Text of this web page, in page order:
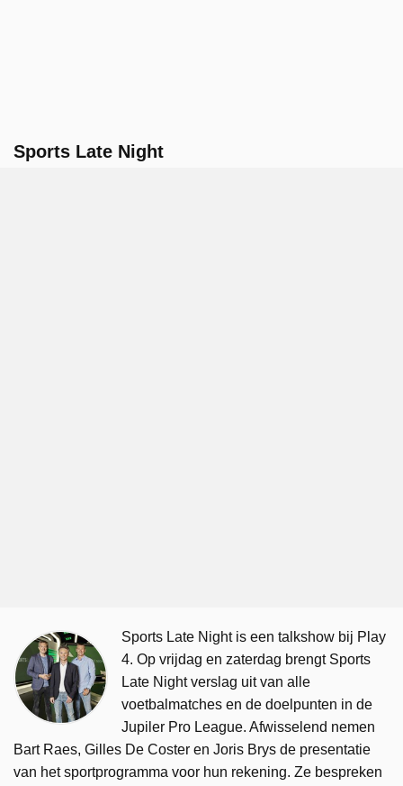
Sports Late Night
Sports Late Night is een talkshow bij Play
4. Op vrijdag en zaterdag brengt Sports
Late Night verslag uit van alle
voetbalmatches en de doelpunten in de
Jupiler Pro League. Afwisselend nemen
Bart Raes, Gilles De Coster en Joris Brys de presentatie
van het sportprogramma voor hun rekening. Ze bespreken